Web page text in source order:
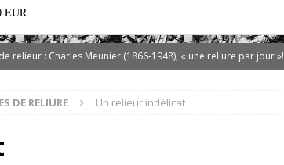
EUR
relieur : Charles Meunier (1866-1948), « une reliure par jour »!
on s’en tamponne ! Une chronique de Mathieu Lenoir
DE RELIURE Un relieur indélicat